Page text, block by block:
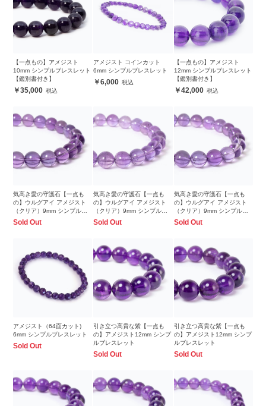
【一点もの】アメジスト
10mm シンプルブレスレット
【鑑別書付き】
35,000
アメジスト コインカット
6mm シンプルブレスレット
6,000
【一点もの】アメジスト
12mm シンプルブレスレット
【鑑別書付き】
42,000
気高き愛の守護石【一点も
の】ウルグアイ アメジスト
（クリア）9mm シンプルブ
レスレット
Sold Out
気高き愛の守護石【一点も
の】ウルグアイ アメジスト
（クリア）9mm シンプルブ
レスレット
Sold Out
気高き愛の守護石【一点も
の】ウルグアイ アメジスト
（クリア）9mm シンプルブ
レスレット
Sold Out
アメジスト（64面カット)
6mm シンプルブレスレット
Sold Out
引き立つ高貴な紫【一点も
の】アメジスト12mm シンプ
ルブレスレット
Sold Out
引き立つ高貴な紫【一点も
の】アメジスト12mm シンプ
ルブレスレット
Sold Out